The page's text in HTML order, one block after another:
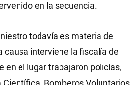
en la secuencia.
todavía es materia de
causa interviene la fiscalía de
en el lugar trabajaron policías,
Científica, Bomberos Voluntarios